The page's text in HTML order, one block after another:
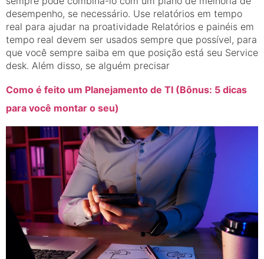
desempenho, se necessário. Use relatórios em tempo
real para ajudar na proatividade Relatórios e painéis em
tempo real devem ser usados ​​sempre que possível, para
que você sempre saiba em que posição está seu Service
desk. Além disso, se alguém precisar
Como é feito um Planejamento de TI (Bônus: 5 dicas
para você montar o seu)